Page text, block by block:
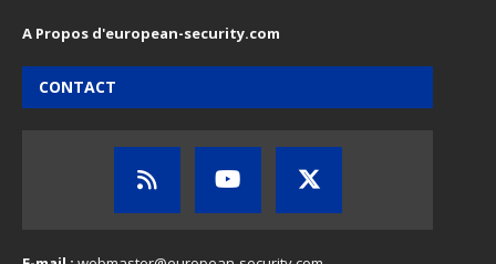
A Propos d'european-security.com
CONTACT